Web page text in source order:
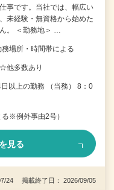
事です。当社では、幅広い
未経験・無資格から始めた
。 ＜勤務地＞ …
場所・時間帯による
他多数あり
以上の勤務 （当務） 8：0
※例外事由2号）
見る
24 掲載終了日： 2026/09/05